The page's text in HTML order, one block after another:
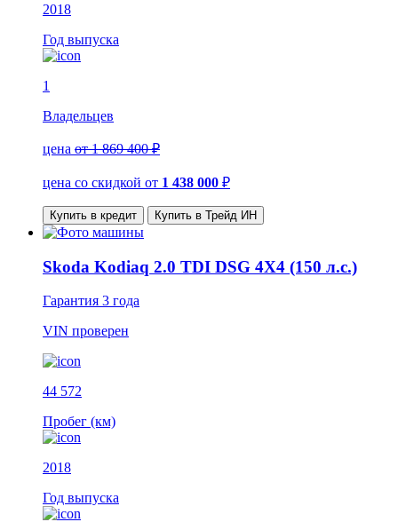
2018
Год выпуска
1
Владельцев
цена от 1 869 400 ₽
цена со скидкой от 1 438 000 ₽
Купить в кредит Купить в Трейд ИН
Skoda Kodiaq 2.0 TDI DSG 4X4 (150 л.с.)
Гарантия 3 года
VIN проверен
44 572
Пробег (км)
2018
Год выпуска